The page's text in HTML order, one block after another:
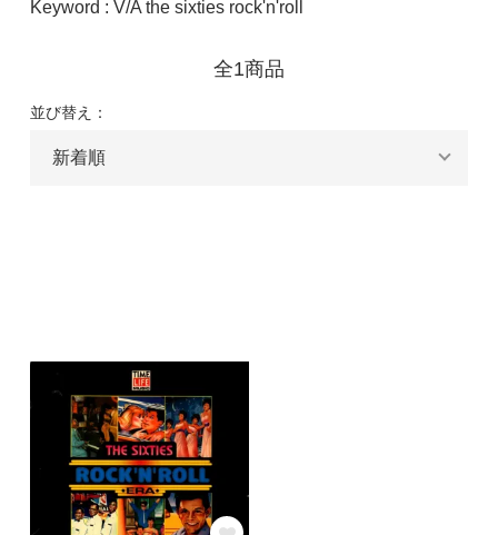
Keyword : V/A the sixties rock'n'roll
全1商品
並び替え：